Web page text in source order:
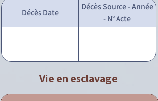
Décès Date
Décès Source - Année
- N° Acte
Vie en esclavage